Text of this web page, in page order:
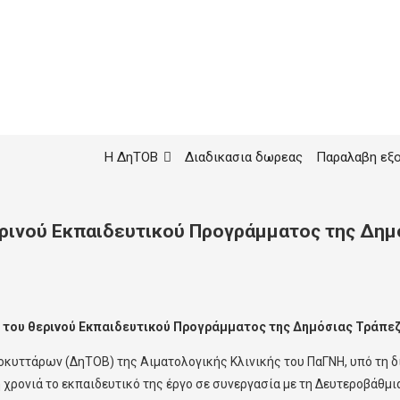
Η ΔηΤΟΒ Διαδικασια δωρεας Παραλαβη
Εκπαιδευτικού Προγράμματος της
θερινού Εκπαιδευτικού Προγράμματος της Δημόσιας
(ΔηΤΟΒ) της Αιματολογικής Κλινικής του ΠαΓΝΗ, υπό τη
το εκπαιδευτικό της έργο σε συνεργασία με τη